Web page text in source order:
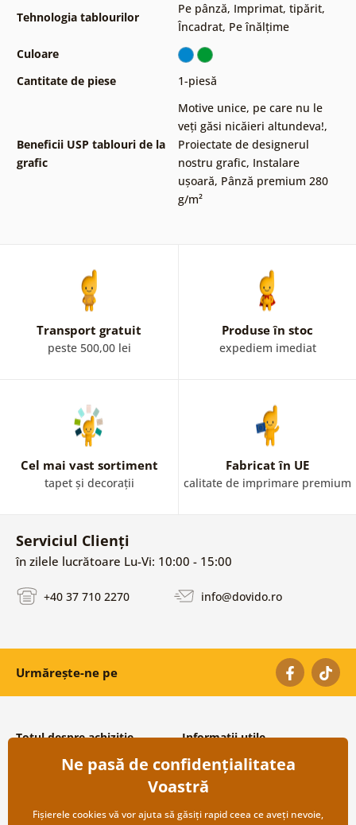
Tehnologia tablourilor
Pe pânză, Imprimat, tipărit,
Încadrat, Pe înălțime
Culoare
Cantitate de piese
1-piesă
Beneficii USP tablouri de la
grafic
Motive unice, pe care nu le
veți găsi nicăieri altundeva!,
Proiectate de designerul
nostru grafic, Instalare
ușoară, Pânză premium 280
g/m²
Transport gratuit
peste 500,00 lei
Produse în stoc
expediem imediat
Cel mai vast sortiment
tapet și decorații
Fabricat în UE
calitate de imprimare premium
Serviciul Clienți
în zilele lucrătoare Lu-Vi: 10:00 - 15:00
+40 37 710 2270 info@dovido.ro
Urmărește-ne pe
Totul despre achiziție
Condiții și termeni generali
Protecția datelor personale
Transport și modalități de plată
Returnare
Informații utile
Despre noi
Întrebări frecvente
Contacte
Cooperare angro
Ne pasă de confidențialitatea
Voastră
Fișierele cookies vă vor ajuta să găsiți rapid ceea ce aveți nevoie,